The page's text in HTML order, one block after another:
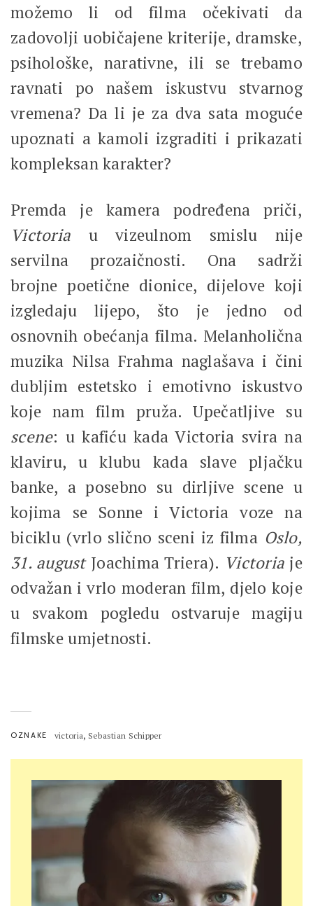
možemo li od filma očekivati da
zadovolji uobičajene kriterije, dramske,
psihološke, narativne, ili se trebamo
ravnati po našem iskustvu stvarnog
vremena? Da li je za dva sata moguće
upoznati a kamoli izgraditi i prikazati
kompleksan karakter?
Premda je kamera podređena priči,
Victoria u vizeulnom smislu nije
servilna prozaičnosti. Ona sadrži
brojne poetične dionice, dijelove koji
izgledaju lijepo, što je jedno od
osnovnih obećanja filma. Melanholična
muzika Nilsa Frahma naglašava i čini
dubljim estetsko i emotivno iskustvo
koje nam film pruža. Upečatljive su
scene: u kafiću kada Victoria svira na
klaviru, u klubu kada slave pljačku
banke, a posebno su dirljive scene u
kojima se Sonne i Victoria voze na
biciklu (vrlo slično sceni iz filma Oslo,
31. august Joachima Triera). Victoria je
odvažan i vrlo moderan film, djelo koje
u svakom pogledu ostvaruje magiju
filmske umjetnosti.
OZNAKE victoria, Sebastian Schipper